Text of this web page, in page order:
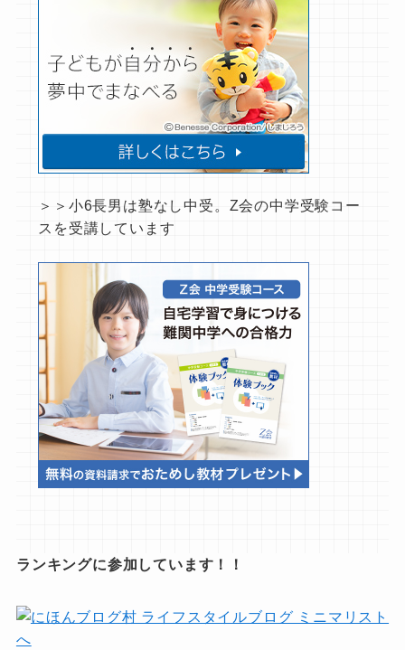
＞＞小6長男は塾なし中受。Z会の中学受験コー
スを受講しています
ランキングに参加しています！！